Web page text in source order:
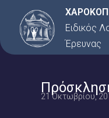
Μετάβαση
περιεχόμενο
Ειδικός
Έρευνας
21 Οκτωβρίου,